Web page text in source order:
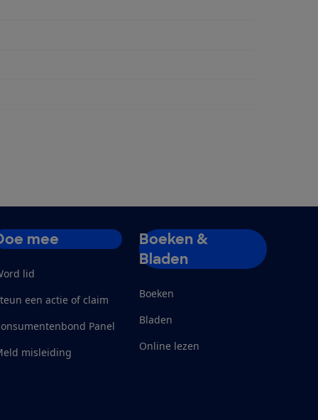
mee
lid
een actie of claim
Panel
misleiding
Boeken &
Bladen
Boeken
Bladen
Online lezen